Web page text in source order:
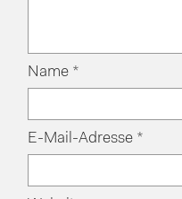
Name *
E-Mail-Adresse *